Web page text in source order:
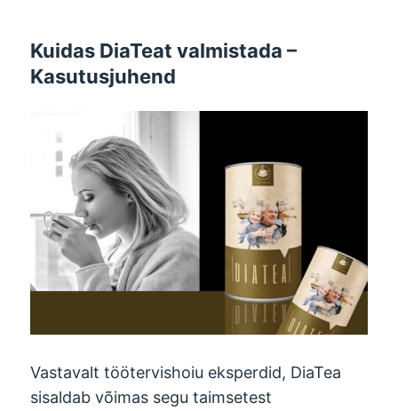
Kuidas DiaTeat valmistada –
Kasutusjuhend
Vastavalt töötervishoiu eksperdid, DiaTea
sisaldab võimas segu taimsetest